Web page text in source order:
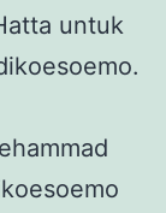
untuk